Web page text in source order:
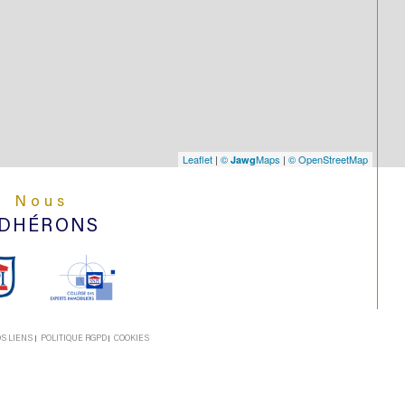
Leaflet | © JawgMaps | © OpenStreetMap
Nous
LIENS POLITIQUE RGPD COOKIES